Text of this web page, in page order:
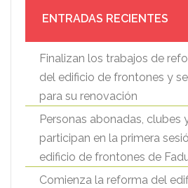
ENTRADAS RECIENTES
Finalizan los trabajos de
del edificio de frontones y
para su renovación
Personas abonadas, clubes
participan en la primera
edificio de frontones de
Comienza la reforma del